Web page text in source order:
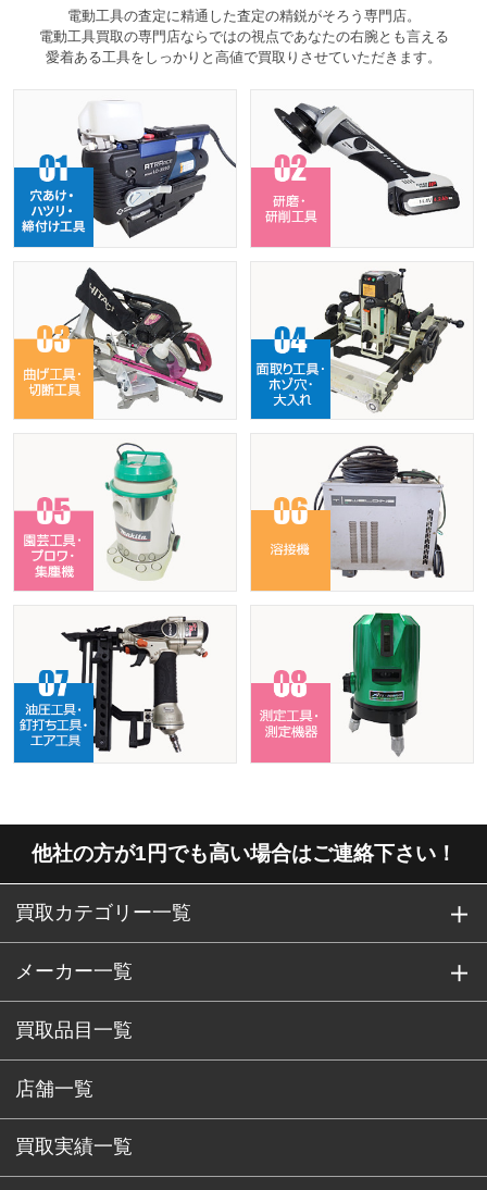
電動工具の査定に精通した査定の精鋭がそろう専門店。
電動工具買取の専門店ならではの視点であなたの右腕とも言える
愛着ある工具をしっかりと高値で買取りさせていただきます。
他社の方が1円でも高い場合はご連絡下さい！
買取カテゴリー一覧
メーカー一覧
買取品目一覧
店舗一覧
買取実績一覧